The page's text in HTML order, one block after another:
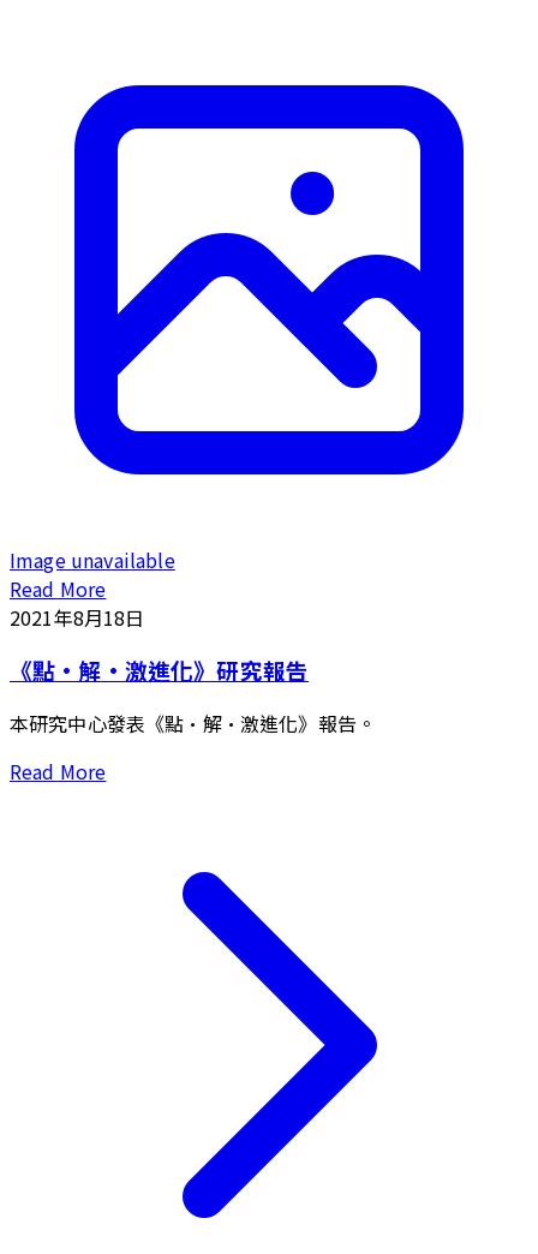
Image unavailable
Read More
2021年8月18日
《點·解·激進化》研究報告
本研究中心發表《點·解·激進化》報告。
Read More